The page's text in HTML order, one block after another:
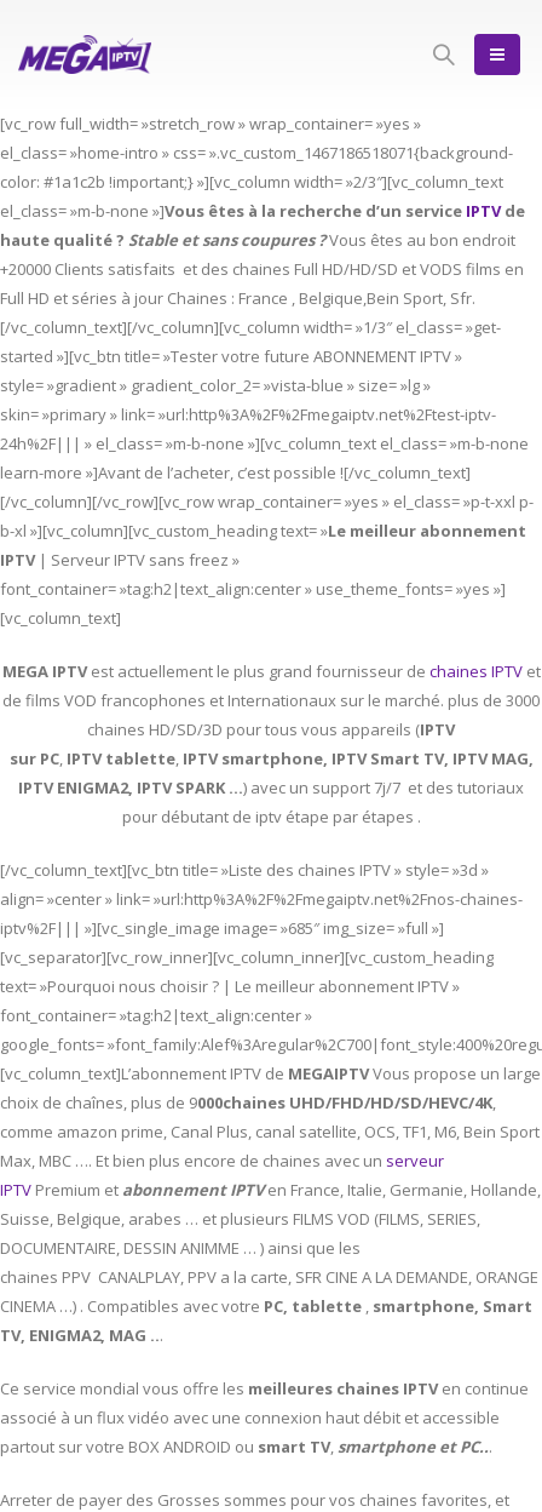
[vc_row full_width= »stretch_row » wrap_container= »yes »
el_class= »home-intro » css= ».vc_custom_1467186518071{background-
color: #1a1c2b !important;} »][vc_column width= »2/3″][vc_column_text
el_class= »m-b-none »]Vous êtes à la recherche d’un service IPTVde
haute qualité ? Stable et sans coupures ?Vous êtes au bon endroit
+20000 Clients satisfaits et des chaines Full HD/HD/SD et VODS films en
Full HD et séries à jour Chaines : France , Belgique,Bein Sport, Sfr.
[/vc_column_text][/vc_column][vc_column width= »1/3″ el_class= »get-
started »][vc_btn title= »Tester votre future ABONNEMENT IPTV »
style= »gradient » gradient_color_2= »vista-blue » size= »lg »
skin= »primary » link= »url:http%3A%2F%2Fmegaiptv.net%2Ftest-iptv-
24h%2F||| » el_class= »m-b-none »][vc_column_text el_class= »m-b-none
learn-more »]Avant de l’acheter, c’est possible ![/vc_column_text]
[/vc_column][/vc_row][vc_row wrap_container= »yes » el_class= »p-t-xxl p-
b-xl »][vc_column][vc_custom_heading text= »Le meilleur abonnement
IPTV | Serveur IPTV sans freez »
font_container= »tag:h2|text_align:center » use_theme_fonts= »yes »]
[vc_column_text]
MEGA IPTVest actuellement le plus grand fournisseur de chaines IPTVet
de films VOD francophones et Internationaux sur le marché. plus de 3000
chaines HD/SD/3D pour tous vous appareils (IPTV
sur PC, IPTVtablette, IPTVsmartphone, IPTV Smart TV, IPTV MAG,
IPTV ENIGMA2, IPTV SPARK …) avec un support 7j/7 et des tutoriaux
pour débutant de iptv étape par étapes .
[/vc_column_text][vc_btn title= »Liste des chaines IPTV » style= »3d »
align= »center » link= »url:http%3A%2F%2Fmegaiptv.net%2Fnos-chaines-
iptv%2F||| »][vc_single_image image= »685″ img_size= »full »]
[vc_separator][vc_row_inner][vc_column_inner][vc_custom_heading
text= »Pourquoi nous choisir ? | Le meilleur abonnement IPTV »
font_container= »tag:h2|text_align:center »
google_fonts=
[vc_column_text]L’abonnement IPTV de MEGAIPTVVous propose un large
choix de chaînes, plus de 9000chaines UHD/FHD/HD/SD/HEVC/4K,
comme amazon prime, Canal Plus, canal satellite, OCS, TF1, M6, Bein Sport
Max, MBC …. Et bien plus encore de chaines avec un serveur
IPTV Premium et abonnement IPTVen France, Italie, Germanie, Hollande,
Suisse, Belgique, arabes … et plusieurs FILMS VOD (FILMS, SERIES,
DOCUMENTAIRE, DESSIN ANIMME … ) ainsi que les
chaines PPV CANALPLAY, PPV a la carte, SFR CINE A LA DEMANDE, ORANGE
CINEMA …) . Compatibles avec votre PC, tablette , smartphone, Smart
TV, ENIGMA2, MAG ...
Ce service mondial vous offre les meilleures chaines IPTVen continue
associé à un flux vidéo avec une connexion haut débit et accessible
partout sur votre BOX ANDROID ou smart TV,smartphone et PC...
Arreter de payer des Grosses sommes pour vos chaines favorites, et